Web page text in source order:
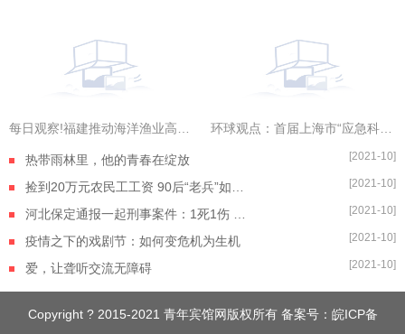
环球观点：首届上海市“应急科普 守护城市安全”科普讲解大赛举行
热带雨林里，他的青春在绽放 [2021-10]
[2021-10]
[2021-10]
疫情之下的戏剧节：如何变危机为生机 [2021-10]
爱，让聋听交流无障碍 [2021-10]
Copyright ? 2015-2021 青年宾馆网版权所有 备案号： 皖ICP备